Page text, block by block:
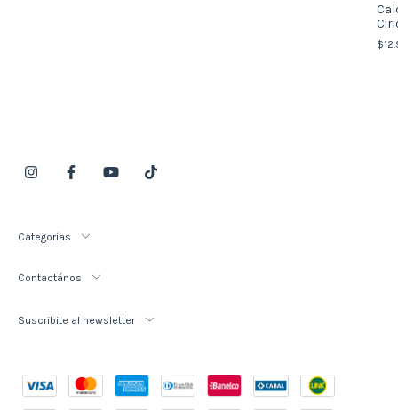
Categorías
Contactános
Suscribite al newsletter